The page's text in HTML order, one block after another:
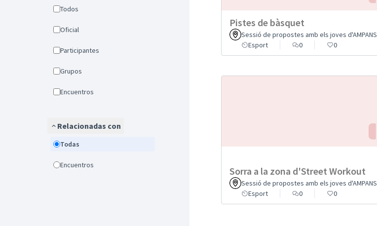
Todos
Oficial
Participantes
Grupos
Encuentros
Relacionadas con
Todas
Encuentros
Pistes de bàsquet
Sessió de propostes amb els joves d'AMPANS
Esport
0 0
Sorra a la zona d'Street Workout
Sessió de propostes amb els joves d'AMPANS
Esport
0 0